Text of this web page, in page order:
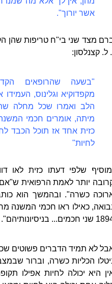
אשר יורוך".
מצד שני בי"ח טריפות שהן
ל. קצנלסון:
"בשעה שהרופאים
מקפדוקיא וגלינוס,
הלב ואמרו שכל מחלה
מיתה, אומרים חכמי
כזית אחד אז תוכל הכבד
לחיות"
שלפי דעתו כזית לאו
יותר לאמת הרפואית ש"אם
כשרה". ובהמשך הוא
כאילו ראו חכמי המשנה
חכמים... בניסיונותיהם".
לא תמיד הדברים פשוטים
הכליות כשרה, וברור
היא יכולה לחיות אפילו